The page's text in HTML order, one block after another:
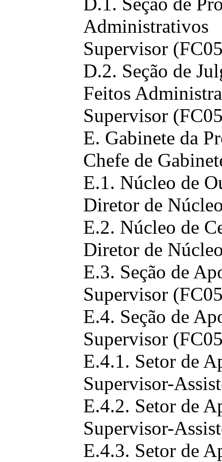
Administrativos
Supervisor
D.2. Seção de
Feitos
Supervisor
E. Gabinete da
Chefe de
E.1. Núcleo de
Diretor de
E.2. Núcleo de
Diretor de
E.3. Seção de
Supervisor
E.4. Seção de
Supervisor
E.4.1. Setor de
Supervisor-
E.4.2. Setor de
Supervisor-
E.4.3. Setor de